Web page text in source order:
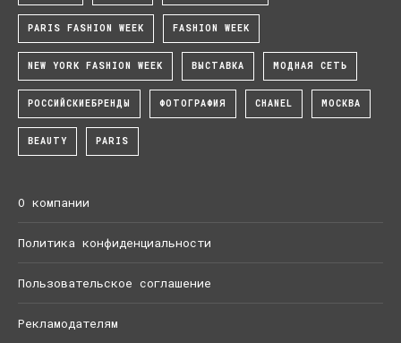
PARIS FASHION WEEK FASHION WEEK
NEW YORK FASHION WEEK ВЫСТАВКА МОДНАЯ СЕТЬ
РОССИЙСКИЕБРЕНДЫ ФОТОГРАФИЯ CHANEL МОСКВА
BEAUTY PARIS
О компании
Политика конфиденциальности
Пользовательское соглашение
Рекламодателям